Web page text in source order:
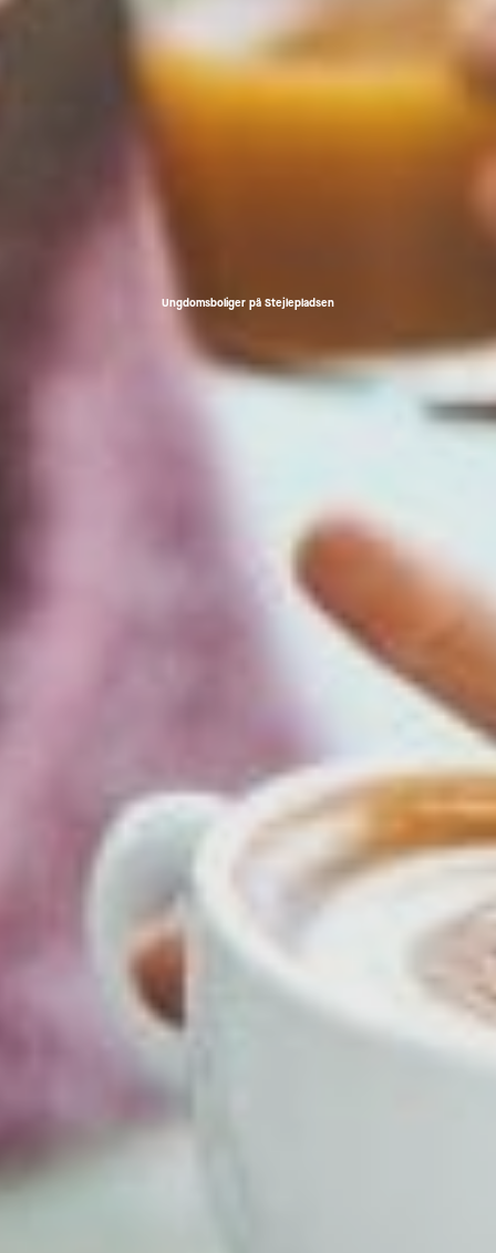
Ungdoms­boliger på Stejlepladsen